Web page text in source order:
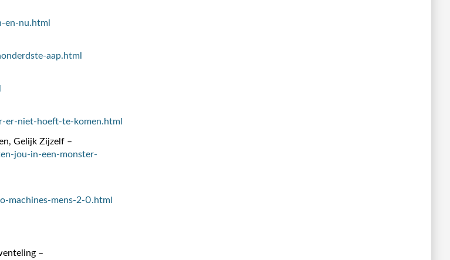
en-nu.html
aap.html
er-niet-hoeft-te-komen.html
Gelijk Zijzelf –
jou-in-een-monster-
machines-mens-2-0.html
–